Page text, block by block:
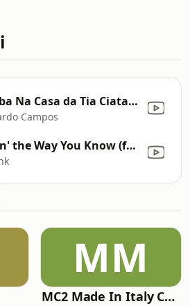
Samba Na Casa da Tia Ciata (T.Markakis Extended Remix)
Campos
Jazzin' the Way You Know (feat. Chantal Kashala) [Dirrrty Dirk & Sir-G Radio Mix]
MM
MC2 Made In Italy Channel